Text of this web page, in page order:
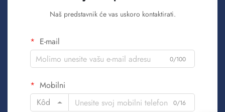
Naš predstavnik će vas uskoro kontaktirati.
E-mail
0/100
Mobilni
Kôd
0/16